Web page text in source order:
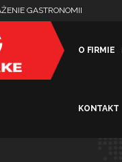
GASTRONOMII
O FIRMIE
KONTAKT